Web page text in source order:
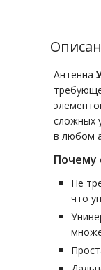
Антенна
сложных
в любом
Почему
Не
что